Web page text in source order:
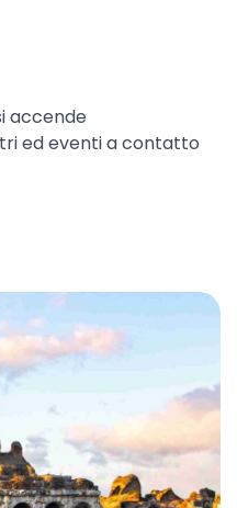
accende
ed eventi a contatto